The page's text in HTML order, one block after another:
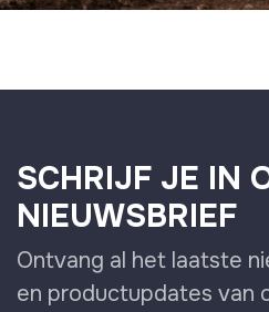
SCHRIJF JE IN
NIEUWSBRIEF
Ontvang al het laatste
en productupdates van